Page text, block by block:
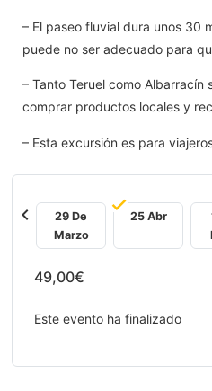
– El paseo fluvial dura unos 30
puede no ser adecuado para
– Tanto Teruel como Albarracín
comprar productos locales y
– Esta excursión es para
29 De
Marzo
25 Abr
chevron_left
49,00€
Este evento ha finalizado